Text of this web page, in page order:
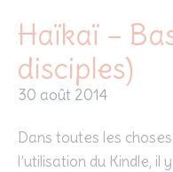
Haïkaï –
disciples)
30 août 2014
Dans toutes les
l’utilisation du Kindle, il